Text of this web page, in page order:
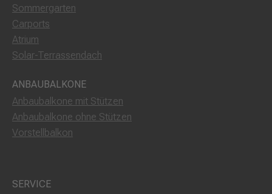
Sommergarten
Carports
Atrium
Solar-Terrassendach
ANBAUBALKONE
Anbaubalkone mit Stützen
Anbaubalkone ohne Stützen
Vorstellbalkon
SERVICE